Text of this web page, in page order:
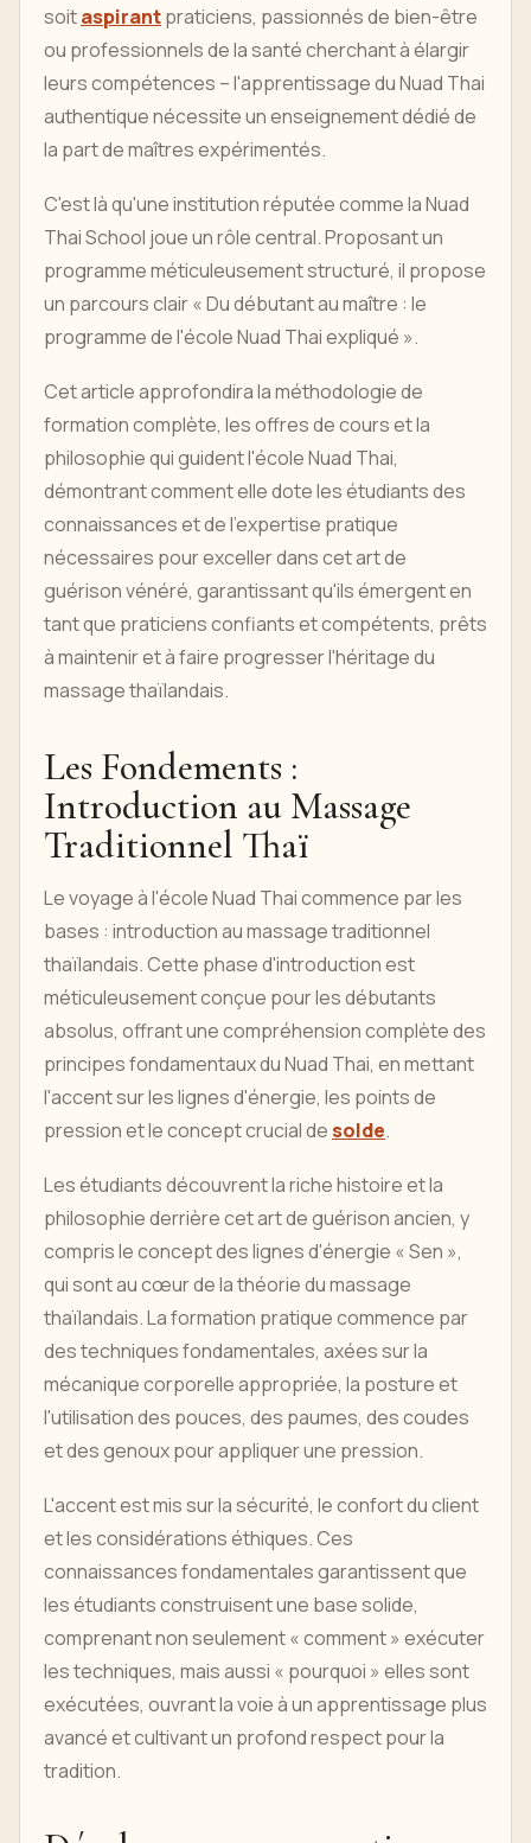
soitaspirantpraticiens, passionnés de bien-être
ou professionnels de la santé cherchant à élargir
leurs compétences – l'apprentissage du Nuad Thai
authentique nécessite un enseignement dédié de
la part de maîtres expérimentés.
C'est là qu'une institution réputée comme la Nuad
Thai School joue un rôle central. Proposant un
programme méticuleusement structuré, il propose
un parcours clair « Du débutant au maître : le
programme de l'école Nuad Thai expliqué ».
Cet article approfondira la méthodologie de
formation complète, les offres de cours et la
philosophie qui guident l'école Nuad Thai,
démontrant comment elle dote les étudiants des
connaissances et de l'expertise pratique
nécessaires pour exceller dans cet art de
guérison vénéré, garantissant qu'ils émergent en
tant que praticiens confiants et compétents, prêts
à maintenir et à faire progresser l'héritage du
massage thaïlandais.
Les Fondements :
Introduction au Massage
Traditionnel Thaï
Le voyage à l'école Nuad Thai commence par les
bases : introduction au massage traditionnel
thaïlandais. Cette phase d'introduction est
méticuleusement conçue pour les débutants
absolus, offrant une compréhension complète des
principes fondamentaux du Nuad Thai, en mettant
l'accent sur les lignes d'énergie, les points de
pression et le concept crucial desolde.
Les étudiants découvrent la riche histoire et la
philosophie derrière cet art de guérison ancien, y
compris le concept des lignes d'énergie « Sen »,
qui sont au cœur de la théorie du massage
thaïlandais. La formation pratique commence par
des techniques fondamentales, axées sur la
mécanique corporelle appropriée, la posture et
l'utilisation des pouces, des paumes, des coudes
et des genoux pour appliquer une pression.
L'accent est mis sur la sécurité, le confort du client
et les considérations éthiques. Ces
connaissances fondamentales garantissent que
les étudiants construisent une base solide,
comprenant non seulement « comment » exécuter
les techniques, mais aussi « pourquoi » elles sont
exécutées, ouvrant la voie à un apprentissage plus
avancé et cultivant un profond respect pour la
tradition.